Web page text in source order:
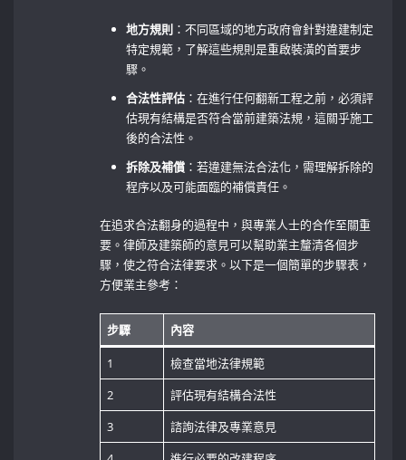
地方規則 ：不同區域的地方政府會針對違建制定
特定規範，了解這些規則是重啟裝潢的首要步
驟。
合法性評估 ：在進行任何翻新工程之前，必須評
估現有結構是否符合當前建築法規，這關乎施工
後的合法性。
拆除及補償 ：若違建無法合法化，需理解拆除的
程序以及可能面臨的補償責任。
在追求合法翻身的過程中，與專業人士的合作至關重
要。律師及建築師的意見可以幫助業主釐清各個步
驟，使之符合法律要求。以下是一個簡單的步驟表，
方便業主參考：
步驟 內容
1
檢查當地法律規範
2
評估現有結構合法性
3
諮詢法律及專業意見